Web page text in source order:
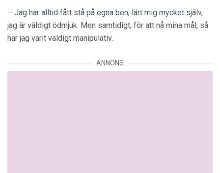
– Jag har alltid fått stå på egna ben, lärt mig mycket själv,
jag är väldigt ödmjuk. Men samtidigt, för att nå mina mål, så
har jag varit väldigt manipulativ.
ANNONS